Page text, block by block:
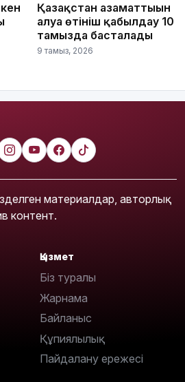
Қазақстан азаматтығын
алуға өтініш қабылдау 10
тамызда басталады
9 тамыз, 2026
материалдар, авторлық
контент.
Қызмет
Біз туралы
Жарнама
Байланыс
Құпиялылық
Пайдалану ережесі